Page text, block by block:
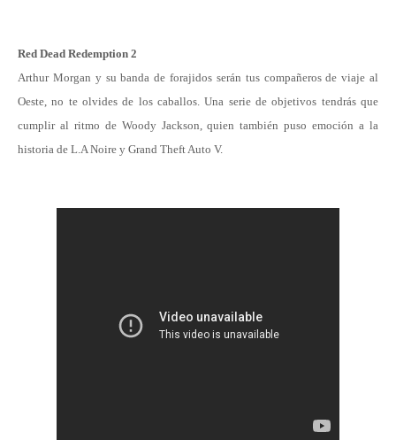
Red Dead Redemption 2
Arthur Morgan y su banda de forajidos serán tus compañeros de viaje al
Oeste, no te olvides de los caballos. Una serie de objetivos tendrás que
cumplir al ritmo de Woody Jackson, quien también puso emoción a la
historia de L.A Noire y Grand Theft Auto V.